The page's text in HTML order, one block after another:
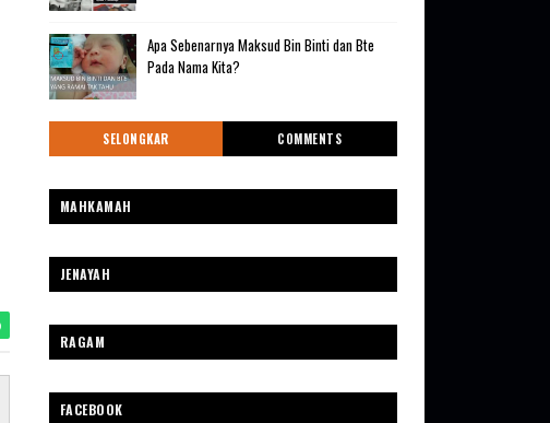
Apa Sebenarnya Maksud Bin Binti dan Bte
Pada Nama Kita?
SELONGKAR COMMENTS
MAHKAMAH
JENAYAH
RAGAM
FACEBOOK